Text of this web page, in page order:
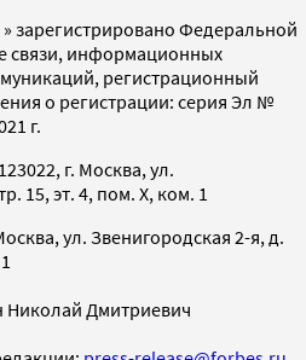
» зарегистрировано Федеральной
связи, информационных
регистрационный
о регистрации: серия Эл №
г.
г. Москва, ул.
15, эт. 4, пом. X, ком. 1
ул. Звенигородская 2-я, д.
Николай Дмитриевич